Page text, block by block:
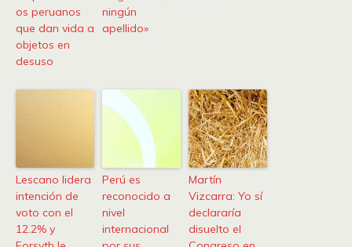
os peruanos
que dan vida a
objetos en
desuso
ningún
apellido»
Lescano lidera
intención de
voto con el
12.2% y
Perú es
reconocido a
nivel
internacional
Martín
Vizcarra: Yo sí
declararía
disuelto el